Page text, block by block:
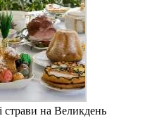
страви на Великдень